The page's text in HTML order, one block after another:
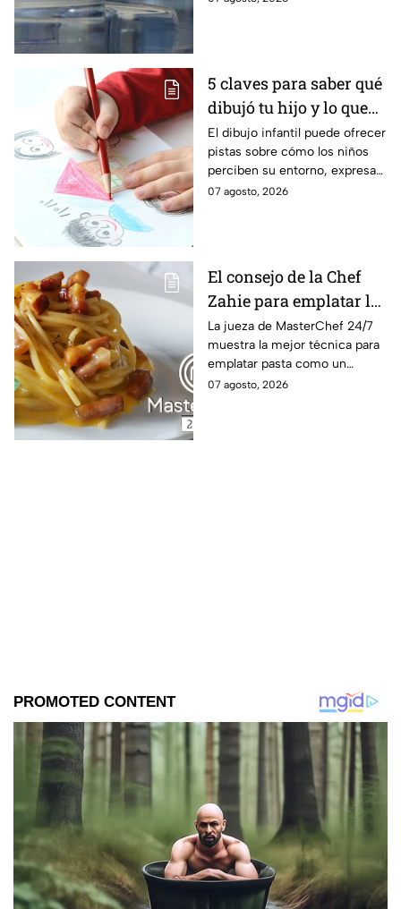
5 claves para saber qué
dibujó tu hijo y lo que
significa
El dibujo infantil puede ofrecer
pistas sobre cómo los niños
perciben su entorno, expresan
emociones y desarrollan su
desarrollo de cada hijo.
07 agosto, 2026
El consejo de la Chef
Zahie para emplatar la
pasta al estilo de una
MasterChef 24/7
La jueza de MasterChef 24/7
muestra la mejor técnica para
emplatar pasta como un
profesional.
07 agosto, 2026